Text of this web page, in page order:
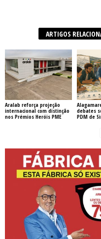
ARTIGOS
Aralab reforça projeção
internacional com distinção
nos Prémios Heróis PME
debates
PDM de